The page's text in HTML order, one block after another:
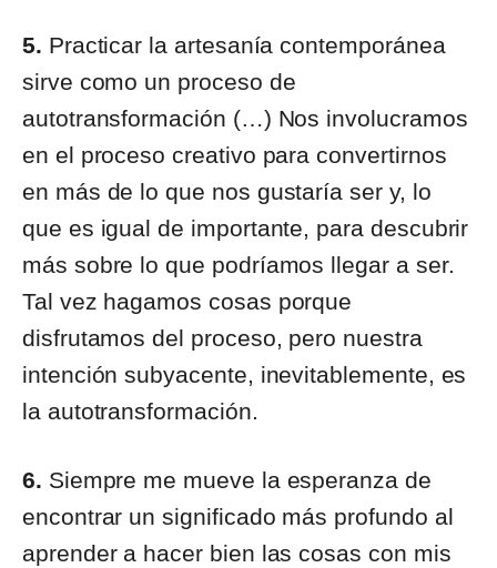
5. Practicar la artesanía contemporánea
sirve como un proceso de
autotransformación (…) Nos involucramos
en el proceso creativo para convertirnos
en más de lo que nos gustaría ser y, lo
que es igual de importante, para descubrir
más sobre lo que podríamos llegar a ser.
Tal vez hagamos cosas porque
disfrutamos del proceso, pero nuestra
intención subyacente, inevitablemente, es
la autotransformación.
6. Siempre me mueve la esperanza de
encontrar un significado más profundo al
aprender a hacer bien las cosas con mis